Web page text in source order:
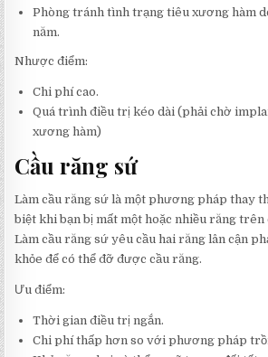
Phòng tránh tình trạng tiêu xương hàm
năm.
Nhược điểm:
Chi phí cao.
Quá trình điều trị kéo dài (phải chờ
xương hàm)
Cầu răng sứ
Làm cầu răng sứ là một phương pháp thay
biệt khi bạn bị mất một hoặc nhiều răng trên
Làm cầu răng sứ yêu cầu hai răng lân cận
khỏe để có thể đỡ được cầu răng.
Ưu điểm:
Thời gian điều trị ngắn.
Chi phí thấp hơn so với phương pháp